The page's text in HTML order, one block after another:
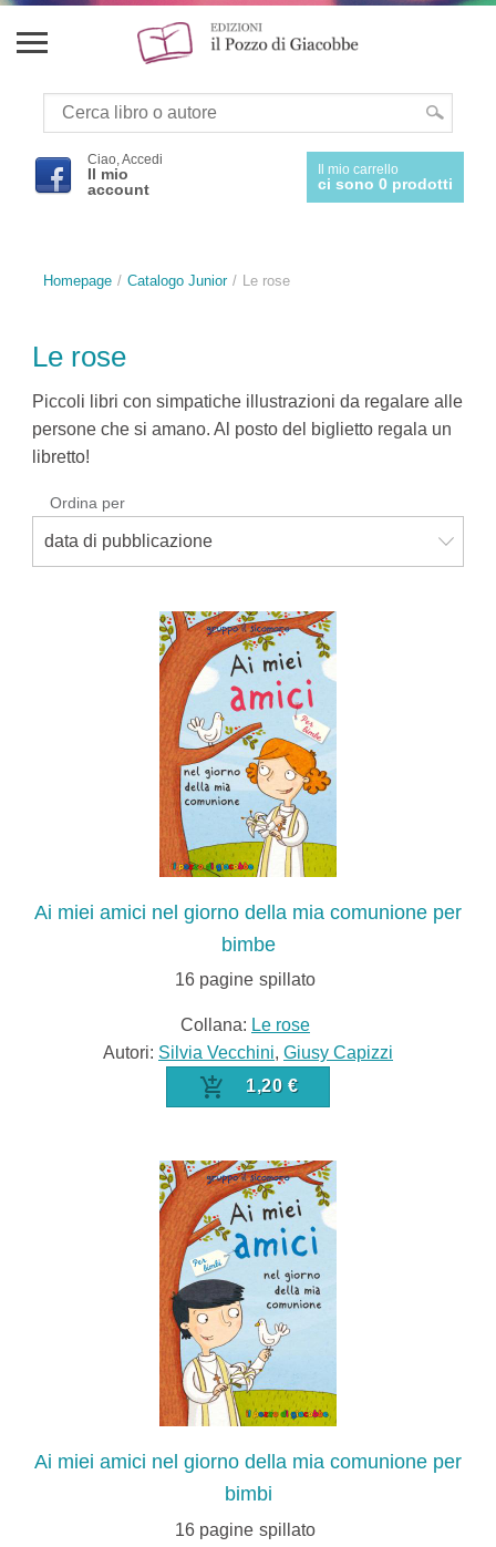
Ciao, Accedi
Il mio
account
Il mio carrello
ci sono 0 prodotti
Homepage Catalogo Junior Le rose
Le rose
Piccoli libri con simpatiche illustrazioni da regalare alle
persone che si amano. Al posto del biglietto regala un
libretto!
Ordina per
data di pubblicazione
Ai miei amici nel giorno della mia comunione per
bimbe
16 pagine spillato
Collana: Le rose
Autori: Silvia Vecchini, Giusy Capizzi
1,20 €
Ai miei amici nel giorno della mia comunione per
bimbi
16 pagine spillato